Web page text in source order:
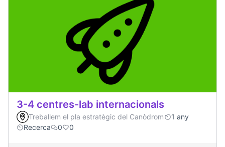
3-4 centres-lab internacionals
Treballem el pla estratègic del Canòdrom
1 any
Recerca
0 0